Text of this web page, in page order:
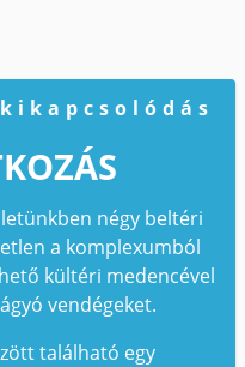
négy beltéri
a komplexumból
kültéri medencével
vendégeket.
található egy